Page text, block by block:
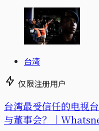
台湾
仅限注册用户
台湾最受信任的电视
与董事会？｜